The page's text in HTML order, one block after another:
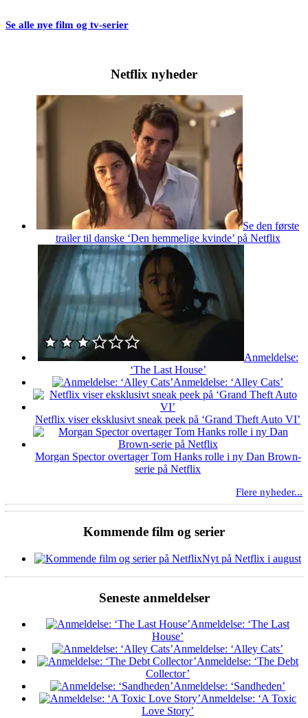
Se alle nye film og tv-serier
Netflix nyheder
Se den første
trailer til danske ‘Den hemmelige kvinde’ på Netflix
Anmeldelse:
‘The Last House’
Anmeldelse: ‘Alley Cats’
Netflix viser eksklusivt sneak peek på ‘Grand Theft Auto VI’
Morgan Spector overtager Tom Hanks rolle i ny Dan Brown-
serie på Netflix
Flere nyheder...
Kommende film og serier
Nyt på Netflix i august
Seneste anmeldelser
Anmeldelse: ‘The Last
House’
Anmeldelse: ‘Alley Cats’
Anmeldelse: ‘The Debt
Collector’
Anmeldelse: ‘Sandheden’
Anmeldelse: ‘A Toxic
Love Story’